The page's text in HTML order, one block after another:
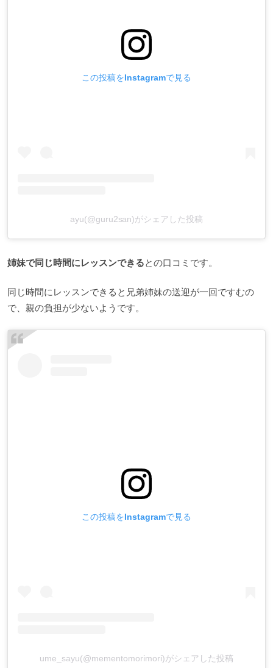
この投稿をInstagramで見る
ayu(@guru2san)がシェアした投稿
姉妹で同じ時間にレッスンできるとの口コミです。
同じ時間にレッスンできると兄弟姉妹の送迎が一回ですむの
で、親の負担が少ないようです。
この投稿をInstagramで見る
ume_sayu(@mementomorimori)がシェアした投稿